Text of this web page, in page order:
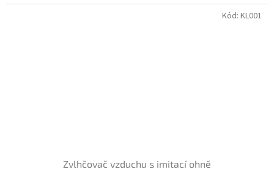
Zvlhčovač vzduchu s imitací ohně
Kód: KL001